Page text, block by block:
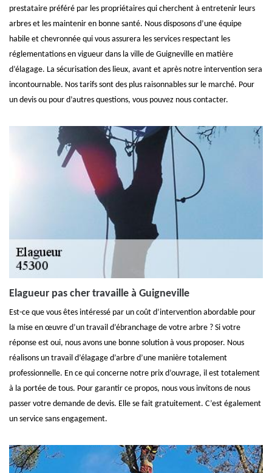
prestataire préféré par les propriétaires qui cherchent à entretenir leurs
arbres et les maintenir en bonne santé. Nous disposons d’une équipe
habile et chevronnée qui vous assurera les services respectant les
réglementations en vigueur dans la ville de Guigneville en matière
d’élagage. La sécurisation des lieux, avant et après notre intervention sera
incontournable. Nos tarifs sont des plus raisonnables sur le marché. Pour
un devis ou pour d’autres questions, vous pouvez nous contacter.
Elagueur pas cher travaille à Guigneville
Est-ce que vous êtes intéressé par un coût d’intervention abordable pour
la mise en œuvre d’un travail d’ébranchage de votre arbre ? Si votre
réponse est oui, nous avons une bonne solution à vous proposer. Nous
réalisons un travail d’élagage d’arbre d’une manière totalement
professionnelle. En ce qui concerne notre prix d’ouvrage, il est totalement
à la portée de tous. Pour garantir ce propos, nous vous invitons de nous
passer votre demande de devis. Elle se fait gratuitement. C’est également
un service sans engagement.